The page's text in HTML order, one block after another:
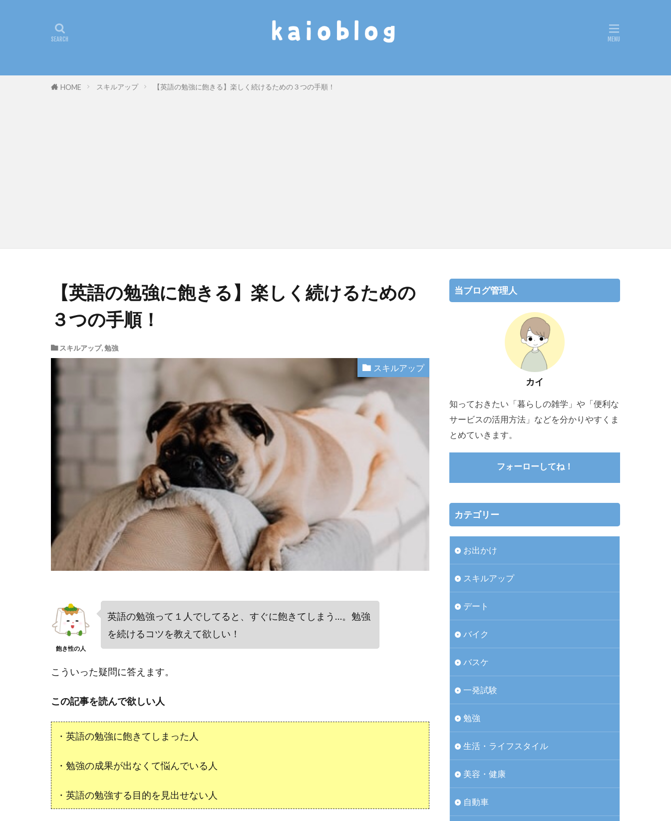
HOME スキルアップ 【英語の勉強に飽きる】楽しく続けるための３つの手順！
【英語の勉強に飽きる】楽しく続けるための
３つの手順！
スキルアップ,勉強
スキルアップ
飽き性の人
英語の勉強って１人でしてると、すぐに飽きてしまう…。勉強
を続けるコツを教えて欲しい！
こういった疑問に答えます。
この記事を読んで欲しい人
・英語の勉強に飽きてしまった人
・勉強の成果が出なくて悩んでいる人
・英語の勉強する目的を見出せない人
当ブログ管理人
カイ
知っておきたい「暮らしの雑学」や「便利な
サービスの活用方法」などを分かりやすくま
とめていきます。
フォーローしてね！
カテゴリー
お出かけ
スキルアップ
デート
バイク
バスケ
一発試験
勉強
生活・ライフスタイル
美容・健康
自動車